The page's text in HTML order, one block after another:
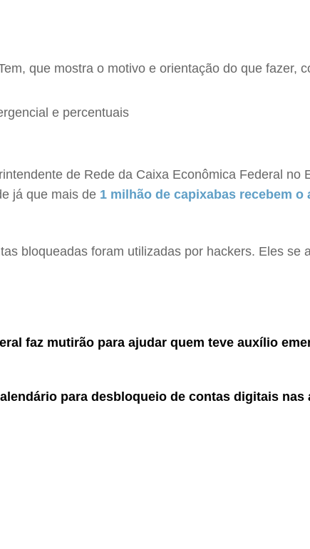
que mostra o motivo e orientação do que fazer,
de Rede da Caixa Econômica Federal no
já que mais de 1 milhão de capixabas recebem o
bloqueadas foram utilizadas por hackers. Eles se
faz mutirão para ajudar quem teve auxílio
para desbloqueio de contas digitais nas